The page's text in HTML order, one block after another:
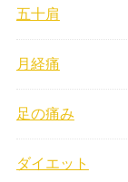
五十肩
月経痛
足の痛み
ダイエット